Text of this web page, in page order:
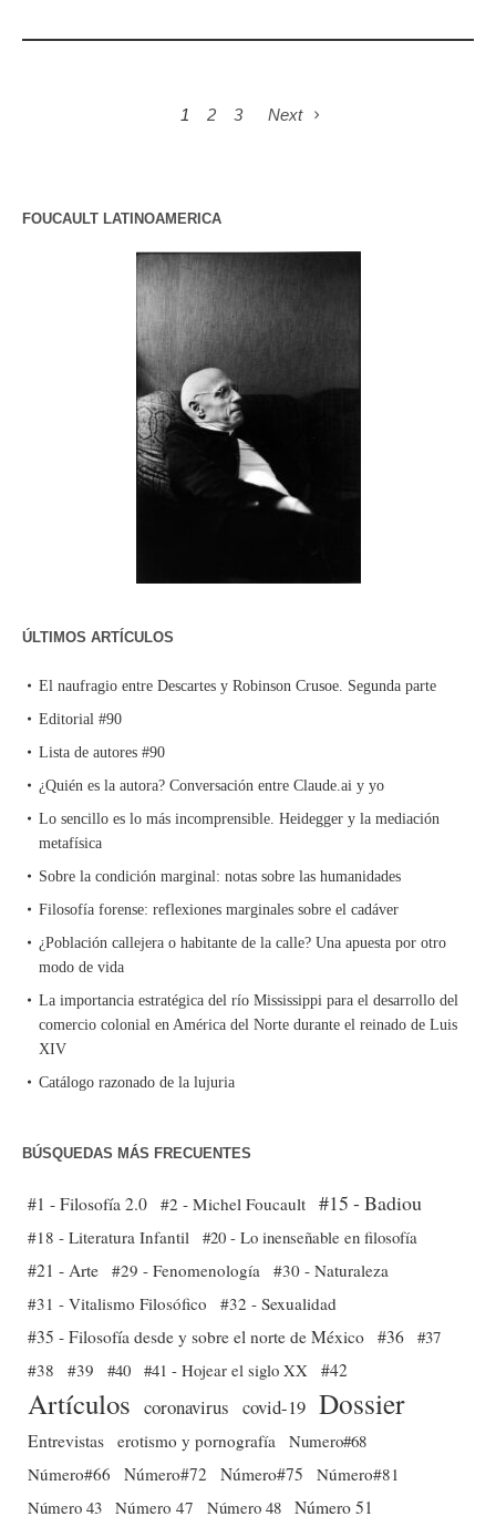
1 2 3 Next
FOUCAULT LATINOAMERICA
ÚLTIMOS ARTÍCULOS
El naufragio entre Descartes y Robinson Crusoe. Segunda parte
Editorial #90
Lista de autores #90
¿Quién es la autora? Conversación entre Claude.ai y yo
Lo sencillo es lo más incomprensible. Heidegger y la mediación
metafísica
Sobre la condición marginal: notas sobre las humanidades
Filosofía forense: reflexiones marginales sobre el cadáver
¿Población callejera o habitante de la calle? Una apuesta por otro
modo de vida
La importancia estratégica del río Mississippi para el desarrollo del
comercio colonial en América del Norte durante el reinado de Luis
XIV
Catálogo razonado de la lujuria
BÚSQUEDAS MÁS FRECUENTES
#1 - Filosofía 2.0 #2 - Michel Foucault #15 - Badiou
#18 - Literatura Infantil #20 - Lo inenseñable en filosofía
#21 - Arte #29 - Fenomenología
#30 - Naturaleza
#31 - Vitalismo Filosófico
#32 - Sexualidad
#35 - Filosofía desde y sobre el norte de México #36 #37
#38
#39 #40 #41 - Hojear el siglo XX #42
Artículos coronavirus covid-19 Dossier
Entrevistas erotismo y pornografía
Numero#68
Número#66
Número#72 Número#75
Número#81
Número 43 Número 47 Número 48 Número 51